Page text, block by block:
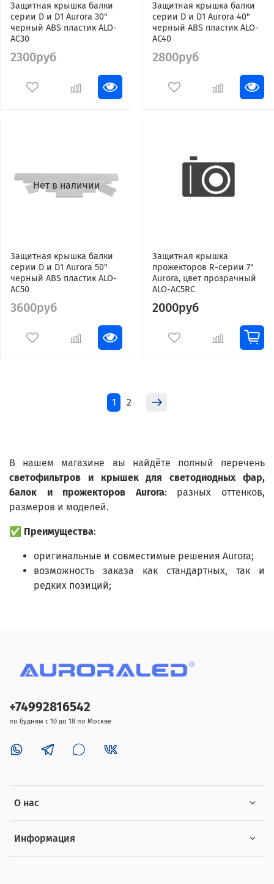
Защитная крышка балки
серии D и D1 Aurora 30"
черный ABS пластик ALO-
AC30
2300руб
Защитная крышка балки
серии D и D1 Aurora 40"
черный ABS пластик ALO-
AC40
2800руб
Нет в наличии
Защитная крышка балки
серии D и D1 Aurora 50"
черный ABS пластик ALO-
AC50
3600руб
Защитная крышка
прожекторов R-серии 7"
Aurora, цвет прозрачный
ALO-AC5RC
2000руб
1 2
В нашем магазине вы найдёте полный перечень
светофильтров и крышек для светодиодных фар,
балок и прожекторов Aurora: разных оттенков,
размеров и моделей.
✅ Преимущества:
оригинальные и совместимые решения Aurora;
возможность заказа как стандартных, так и
редких позиций;
О нас
Информация
+74992816542
по будням с 10 до 18 по Москве